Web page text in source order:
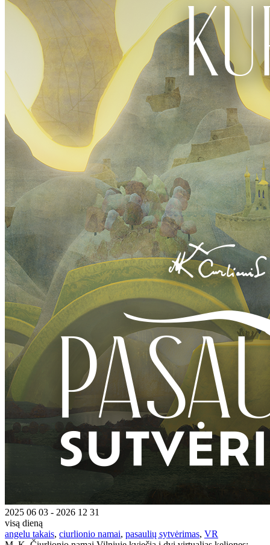
2025 06 03 - 2026 12 31
visą dieną
angelu takais, ciurlionio namai, pasaulių sytvėrimas, VR